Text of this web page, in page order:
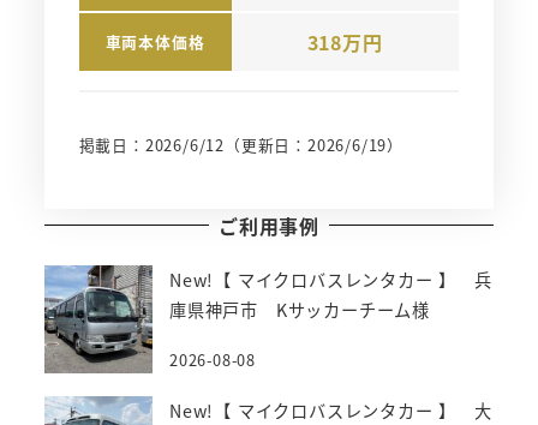
車両本体価格 318万円
掲載日：2026/6/12 （更新日：2026/6/19）
ご利用事例
New!【 マイクロバスレンタカー 】 兵
庫県神戸市 Kサッカーチーム様
2026-08-08
New!【 マイクロバスレンタカー 】 大